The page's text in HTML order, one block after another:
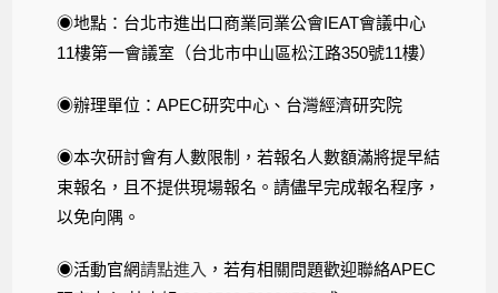
◉地點：台北市進出口商業同業公會IEAT會議中心
11樓第一會議室（台北市中山區松江路350號11樓）
◉辦理單位：APEC研究中心、台灣經濟研究院
◉本次研討會有人數限制，若報名人數額滿將提早結
束報名，且不提供現場報名。請儘早完成報名程序，
以免向隅。
◉活動官網請點進入 ，若有相關問題歡迎聯絡APEC